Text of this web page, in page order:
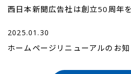
西日本新聞広告社は創立50周年
2025.01.30
ホームページリニューアルのお知